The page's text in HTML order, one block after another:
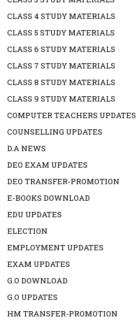
CLASS 4 STUDY MATERIALS
CLASS 5 STUDY MATERIALS
CLASS 6 STUDY MATERIALS
CLASS 7 STUDY MATERIALS
CLASS 8 STUDY MATERIALS
CLASS 9 STUDY MATERIALS
COMPUTER TEACHERS UPDATES
COUNSELLING UPDATES
D.A NEWS
DEO EXAM UPDATES
DEO TRANSFER-PROMOTION
E-BOOKS DOWNLOAD
EDU UPDATES
ELECTION
EMPLOYMENT UPDATES
EXAM UPDATES
G.O DOWNLOAD
G.O UPDATES
HM TRANSFER-PROMOTION